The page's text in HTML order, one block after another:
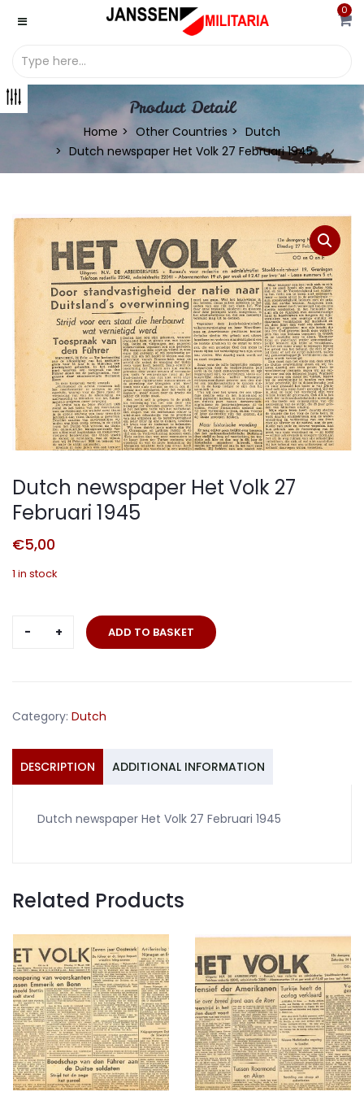
0
Product Detail
Home Other Countries
Dutch
Dutch newspaper Het Volk 27 Februari 1945
Dutch newspaper Het Volk 27
Februari 1945
€5,00
1 in stock
Dutch
newspaper
Februari
quantity
ADD TO BASKET
Category: Dutch
DESCRIPTION ADDITIONAL INFORMATION
Dutch newspaper Het Volk 27 Februari 1945
Related Products